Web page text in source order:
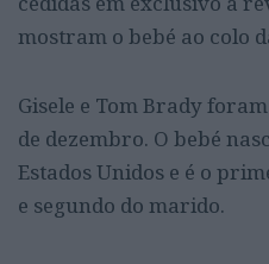
mostram o bebé ao colo
Gisele e Tom Brady
de dezembro. O bebé
Estados Unidos e é o
e segundo do marido.